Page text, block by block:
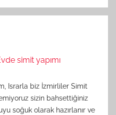
simit yapımı
Israrla biz İzmirliler Simit
sizin bahsettiğiniz
soğuk olarak hazırlanır ve